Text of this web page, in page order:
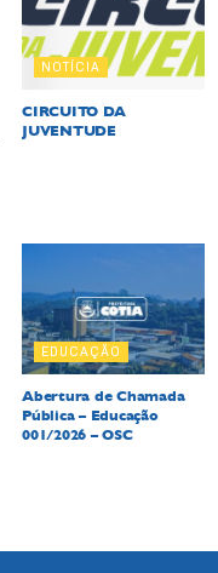
NOTÍCIA
CIRCUITO DA
JUVENTUDE
EDUCAÇÃO
Abertura de Chamada
Pública – Educação
001/2026 – OSC